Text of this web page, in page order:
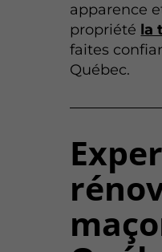
apparence
propriété la
faites
Québec.